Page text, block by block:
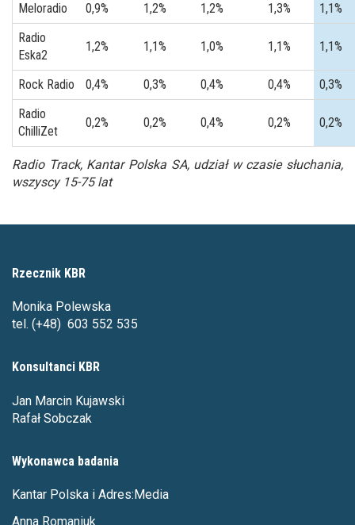
Meloradio 0,9% 1,2% 1,2% 1,3%
1,1%
Radio
Eska2
1,2% 1,1% 1,0% 1,1% 1,1%
Rock Radio 0,4% 0,3% 0,4% 0,4%
0,3%
Radio
ChilliZet
0,2% 0,2% 0,4% 0,2% 0,2%
Radio Track, Kantar Polska SA, udział w czasie słuchania,
wszyscy 15-75 lat
Rzecznik KBR
Monika Polewska
tel. (+48) 603 552 535
Konsultanci KBR
Jan Marcin Kujawski
Rafał Sobczak
Wykonawca badania
Kantar Polska i Adres:Media
Anna Romaniuk